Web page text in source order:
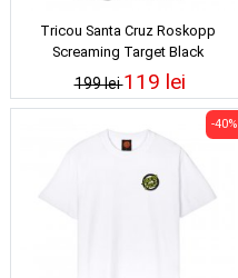
Tricou Santa Cruz Roskopp
Screaming Target Black
199 lei119 lei
-40%